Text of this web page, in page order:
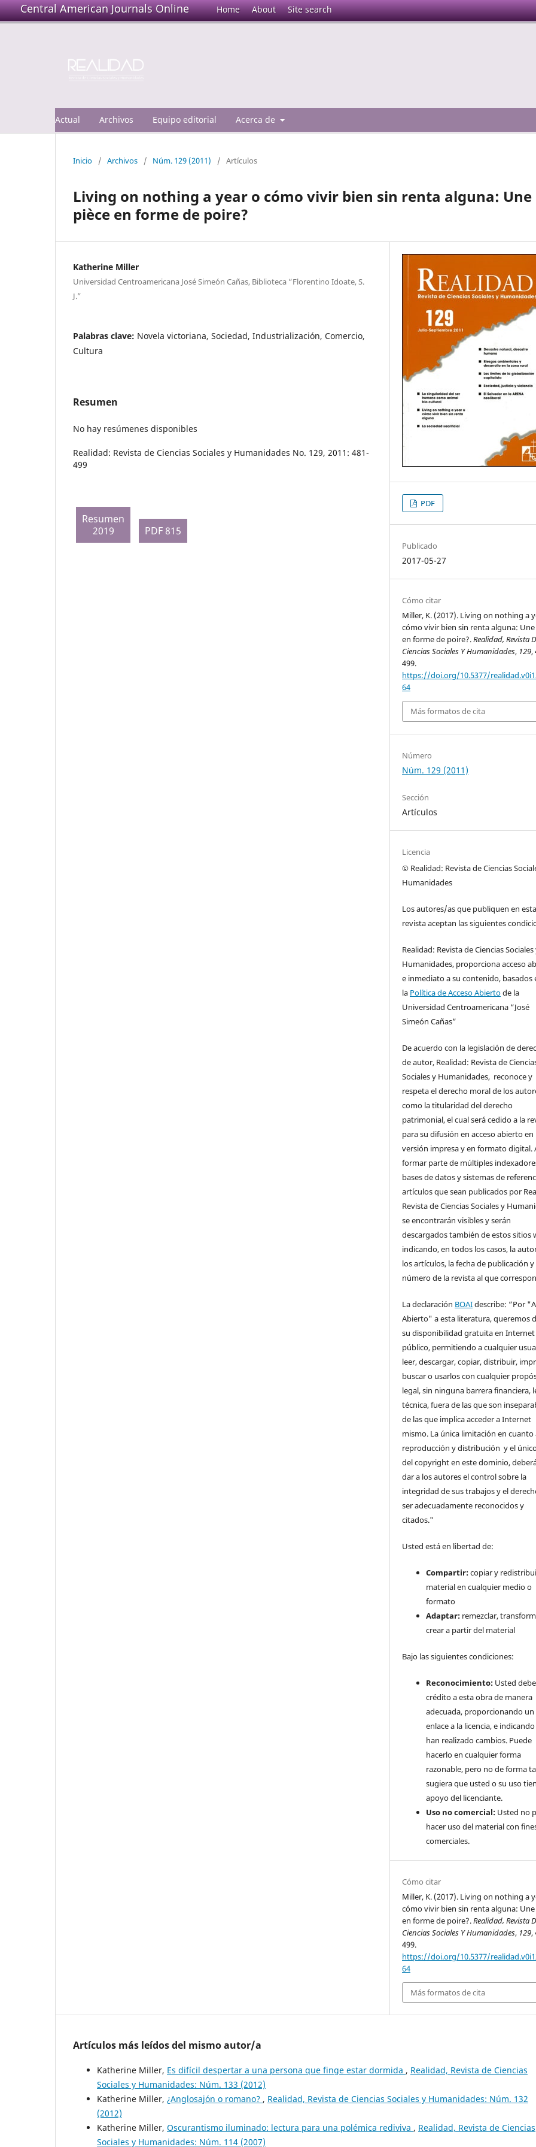
Central American Journals Online Home About Site search
Actual Archivos Equipo editorial Acerca de
Inicio / Archivos / Núm. 129 (2011) / Artículos
Living on nothing a year o cómo vivir bien sin renta alguna: Une
pièce en forme de poire?
Katherine Miller
Universidad Centroamericana José Simeón Cañas, Biblioteca “Florentino Idoate, S.
J.”
Palabras clave: Novela victoriana, Sociedad, Industrialización, Comercio,
Cultura
Resumen
No hay resúmenes disponibles
Realidad: Revista de Ciencias Sociales y Humanidades No. 129, 2011: 481-
499
Resumen
2019
PDF 815
PDF
Publicado
2017-05-27
Cómo citar
Miller, K. (2017). Living on nothing a
cómo vivir bien sin renta alguna: Une
en forme de poire?.Realidad, Revista
Ciencias Sociales Y Humanidades, 129,
499.
https://doi.org/10.5377/
64
Más formatos de cita
Número
Núm. 129 (2011)
Sección
Artículos
Licencia
© Realidad: Revista de Ciencias
Humanidades
Los autores/as que publiquen en esta
revista aceptan las siguientes
Realidad: Revista de Ciencias Sociales
Humanidades, proporciona acceso
e inmediato a su contenido, basados
la Política de Acceso Abiertode la
Universidad Centroamericana “José
Simeón Cañas”
De acuerdo con la legislación de
de autor, Realidad: Revista de
Sociales y Humanidades, reconoce y
respeta el derecho moral de los
como la titularidad del derecho
patrimonial, el cual será cedido a la
para su difusión en acceso abierto en
versión impresa y en formato digital.
formar parte de múltiples
bases de datos y sistemas de
artículos que sean publicados por
Revista de Ciencias Sociales y
se encontrarán visibles y serán
descargados también de estos sitios
indicando, en todos los casos, la
los artículos, la fecha de publicación y
número de la revista al que
La declaración BOAIdescribe: “Por
Abierto" a esta literatura, queremos
su disponibilidad gratuita en Internet
público, permitiendo a cualquier
leer, descargar, copiar, distribuir,
buscar o usarlos con cualquier
legal, sin ninguna barrera financiera,
técnica, fuera de las que son
de las que implica acceder a Internet
mismo. La única limitación en cuanto
reproducción y distribución y el
del copyright en este dominio,
dar a los autores el control sobre la
integridad de sus trabajos y el
ser adecuadamente reconocidos y
citados."
Usted está en libertad de:
Compartir:copiar y
material en cualquier medio o
formato
Adaptar: remezclar,
crear a partir del material
Bajo las siguientes condiciones:
Reconocimiento: Usted
crédito a esta obra de manera
adecuada, proporcionando un
enlace a la licencia, e indicando
han realizado cambios. Puede
hacerlo en cualquier forma
razonable, pero no de forma
sugiera que usted o su uso
apoyo del licenciante.
Uso no comercial: Usted no
hacer uso del material con
comerciales.
Cómo citar
Miller, K. (2017). Living on nothing a
cómo vivir bien sin renta alguna: Une
en forme de poire?.Realidad, Revista
Ciencias Sociales Y Humanidades, 129,
499.
https://doi.org/10.5377/
64
Más formatos de cita
Artículos más leídos del mismo autor/a
Katherine Miller, Es difícil despertar a una persona que finge estar dormida , Realidad, Revista de Ciencias
Sociales y Humanidades: Núm. 133 (2012)
Katherine Miller, ¿Anglosajón o romano? , Realidad, Revista de Ciencias Sociales y Humanidades: Núm. 132
(2012)
Katherine Miller, Oscurantismo iluminado: lectura para una polémica rediviva , Realidad, Revista de Ciencias
Sociales y Humanidades: Núm. 114 (2007)